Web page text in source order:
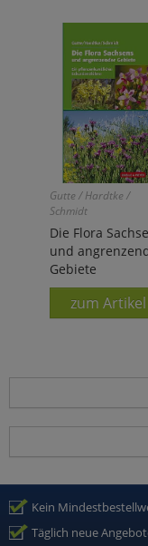
Gutte / Hardtke /
Schmidt
Die Flora
und
Gebiete
zum Artikel
Kein
Täglich neue